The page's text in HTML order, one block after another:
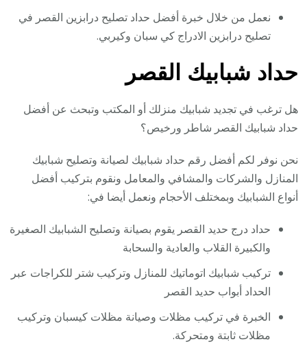
نعمل من خلال خبرة أفضل حداد تصليح درابزين القصر في
تصليح درابزين الادراج كي سبان وكيربي.
حداد شبابيك القصر
هل ترغب في تجديد شبابيك منزلك أو المكتب وتبحث عن أفضل
حداد شبابيك القصر شاطر ورخيص؟
نحن نوفر لكم أفضل رقم حداد شبابيك لصيانة وتصليح شبابيك
المنازل والشركات والمشافي والمعامل ونقوم بتركيب أفضل
أنواع الشبابيك وبمختلف الأحجام ونعمل أيضا في:
حداد درج حديد القصر يقوم بصيانة وتصليح الشبابيك الصغيرة
والكبيرة القلاب والعادية والسحابة
تركيب شبابيك اتوماتيك للمنازل وتركيب شتر للكراجات عبر
الحداد أبواب حديد القصر
الخبرة في تركيب مظلات وصيانة مظلات كيسبان وتركيب
مظلات ثابتة ومتحركة.